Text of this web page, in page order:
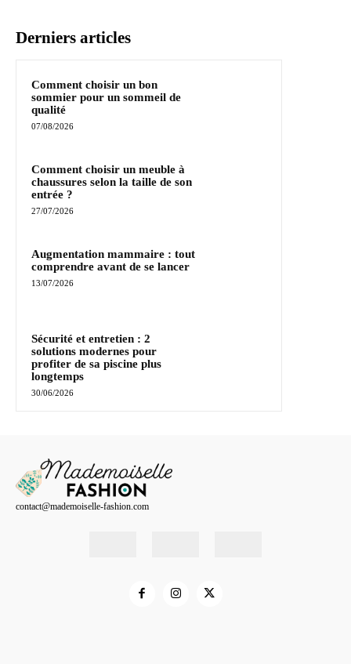
Derniers articles
Comment choisir un bon
sommier pour un sommeil de
qualité
07/08/2026
Comment choisir un meuble à
chaussures selon la taille de son
entrée ?
27/07/2026
Augmentation mammaire : tout
comprendre avant de se lancer
13/07/2026
Sécurité et entretien : 2
solutions modernes pour
profiter de sa piscine plus
longtemps
30/06/2026
contact@mademoiselle-fashion.com